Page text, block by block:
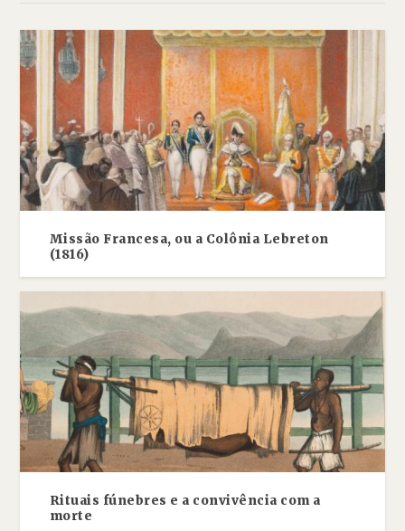
Missão Francesa, ou a Colônia Lebreton
(1816)
Rituais fúnebres e a convivência com a
morte